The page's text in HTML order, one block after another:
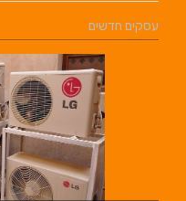
עסקים חדשים